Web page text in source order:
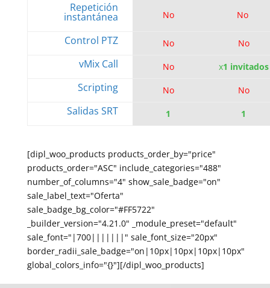
Repetición
instantánea No No
Control PTZ No No
vMix Call No x1 invitados
Scripting No No
Salidas SRT 1 1
[dipl_woo_products products_order_by="price"
products_order="ASC" include_categories="488"
number_of_columns="4" show_sale_badge="on"
sale_label_text="Oferta"
sale_badge_bg_color="#FF5722"
_builder_version="4.21.0" _module_preset="default"
sale_font="|700|||||||" sale_font_size="20px"
border_radii_sale_badge="on|10px|10px|10px|10px"
global_colors_info="{}"][/dipl_woo_products]